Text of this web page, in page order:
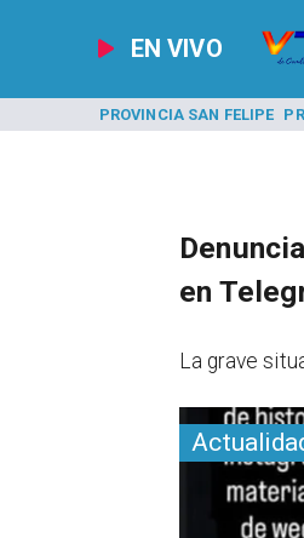
EN VIVO
PROVINCIA SAN FELIPE
en
​La grave